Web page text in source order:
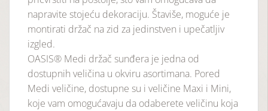
napravite stojeću dekoraciju. Štaviše, moguće je
montirati držač na zid za jedinstven i upečatljiv
izgled.
OASIS® Medi držač sunđera je jedna od
dostupnih veličina u okviru asortimana. Pored
Medi veličine, dostupne su i veličine Maxi i Mini,
koje vam omogućavaju da odaberete veličinu koja